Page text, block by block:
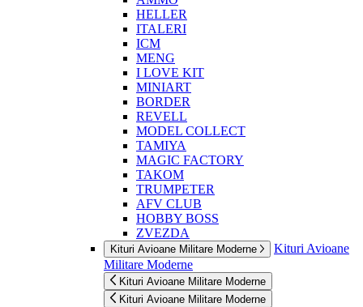
HELLER
ITALERI
ICM
MENG
I LOVE KIT
MINIART
BORDER
REVELL
MODEL COLLECT
TAMIYA
MAGIC FACTORY
TAKOM
TRUMPETER
AFV CLUB
HOBBY BOSS
ZVEZDA
Kituri Avioane Militare Moderne
Kituri Avioane
Militare Moderne
Kituri Avioane Militare Moderne
Kituri Avioane Militare Moderne